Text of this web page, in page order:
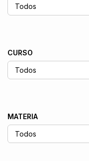
CURSO
MATERIA